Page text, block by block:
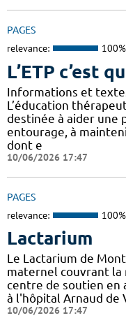
PAGES
relevance: 100%
L’ETP c’est
Informations et
L’éducation
destinée à aider une
entourage, à
dont e
10/06/2026 17:47
PAGES
relevance: 100%
Lactarium
Le Lactarium de
maternel couvrant la
centre de soutien
à l'hôpital Arnaud de
10/06/2026 17:47